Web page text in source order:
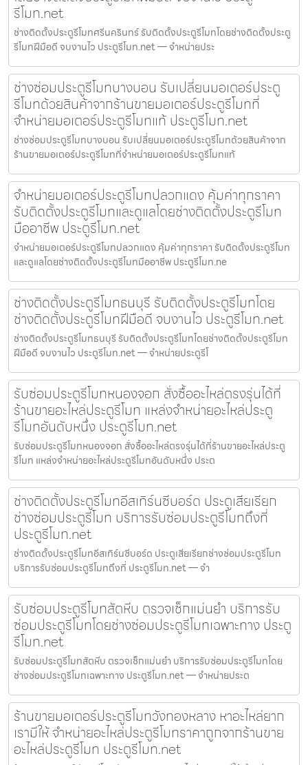
รีโมท.net
ช่างติดตั้งประตูรีโมทศรีนครินทร์ รับติดตั้งประตูรีโมทโดยช่างติดตั้งประตู
รีโมทฝีมือดี จบงานไว ประตูรีโมท.net — จำหน่ายประ
ช่างซ่อมประตูรีโมทบางบอน รับเปลี่ยนมอเตอร์ประตู
รีโมทด้วยสินค้าจากร้านขายมอเตอร์ประตูรีโมทที่
จำหน่ายมอเตอร์ประตูรีโมทแท้ ประตูรีโมท.net
ช่างซ่อมประตูรีโมทบางบอน รับเปลี่ยนมอเตอร์ประตูรีโมทด้วยสินค้าจาก
ร้านขายมอเตอร์ประตูรีโมทที่จำหน่ายมอเตอร์ประตูรีโมทแท้
จำหน่ายมอเตอร์ประตูรีโมทปลวกแดง คุ้มค่าทุกราคา
รับติดตั้งประตูรีโมทและดูแลโดยช่างติดตั้งประตูรีโมท
มืออาชีพ ประตูรีโมท.net
จำหน่ายมอเตอร์ประตูรีโมทปลวกแดง คุ้มค่าทุกราคา รับติดตั้งประตูรีโมท
และดูแลโดยช่างติดตั้งประตูรีโมทมืออาชีพ ประตูรีโมท.ne
ช่างติดตั้งประตูรีโมทธนบุรี รับติดตั้งประตูรีโมทโดย
ช่างติดตั้งประตูรีโมทฝีมือดี จบงานไว ประตูรีโมท.net
ช่างติดตั้งประตูรีโมทธนบุรี รับติดตั้งประตูรีโมทโดยช่างติดตั้งประตูรีโมท
ฝีมือดี จบงานไว ประตูรีโมท.net — จำหน่ายประตูรีโ
รับซ่อมประตูรีโมทหนองจอก สั่งซื้ออะไหล่ตรงรุ่นได้ที่
ร้านขายอะไหล่ประตูรีโมท แหล่งจำหน่ายอะไหล่ประตู
รีโมทอันดับหนึ่ง ประตูรีโมท.net
รับซ่อมประตูรีโมทหนองจอก สั่งซื้ออะไหล่ตรงรุ่นได้ที่ร้านขายอะไหล่ประตู
รีโมท แหล่งจำหน่ายอะไหล่ประตูรีโมทอันดับหนึ่ง ประต
ช่างติดตั้งประตูรีโมทอีสเทิร์นซีบอร์ด ประตูเสียเรียก
ช่างซ่อมประตูรีโมท บริการรับซ่อมประตูรีโมทถึงที่
ประตูรีโมท.net
ช่างติดตั้งประตูรีโมทอีสเทิร์นซีบอร์ด ประตูเสียเรียกช่างซ่อมประตูรีโมท
บริการรับซ่อมประตูรีโมทถึงที่ ประตูรีโมท.net — จำ
รับซ่อมประตูรีโมทสัตหีบ ตรวจเช็กแม่นยำ บริการรับ
ซ่อมประตูรีโมทโดยช่างซ่อมประตูรีโมทเฉพาะทาง ประตู
รีโมท.net
รับซ่อมประตูรีโมทสัตหีบ ตรวจเช็กแม่นยำ บริการรับซ่อมประตูรีโมทโดย
ช่างซ่อมประตูรีโมทเฉพาะทาง ประตูรีโมท.net — จำหน่ายประต
ร้านขายมอเตอร์ประตูรีโมทวังทองหลาง หาอะไหล่ยาก
เรามีให้ จำหน่ายอะไหล่ประตูรีโมทราคาถูกจากร้านขาย
อะไหล่ประตูรีโมท ประตูรีโมท.net